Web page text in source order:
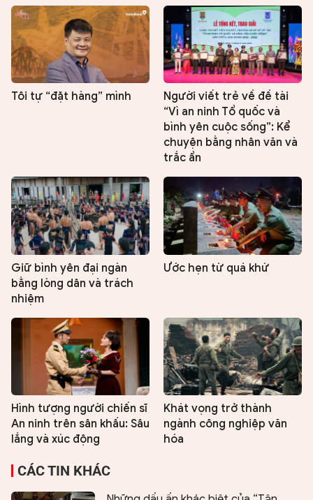
Tôi tự “đặt hàng” mình
Người viết trẻ về đề tài
“Vì an ninh Tổ quốc và
bình yên cuộc sống”: Kể
chuyện bằng nhân văn và
trắc ẩn
Giữ bình yên đại ngàn
bằng lòng dân và trách
nhiệm
Ước hẹn từ quá khứ
Hình tượng người chiến sĩ
An ninh trên sân khấu: Sâu
lắng và xúc động
Khát vọng trở thành
ngành công nghiệp văn
hóa
CÁC TIN KHÁC